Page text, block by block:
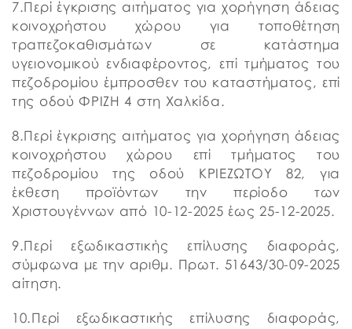
7.Περί έγκρισης αιτήματος για χορήγηση άδειας
κοινοχρήστου χώρου για τοποθέτηση
τραπεζοκαθισμάτων σε κατάστημα
υγειονομικού ενδιαφέροντος, επί τμήματος του
πεζοδρομίου έμπροσθεν του καταστήματος, επί
της οδού ΦΡΙΖΗ 4 στη Χαλκίδα.
8.Περί έγκρισης αιτήματος για χορήγηση άδειας
κοινοχρήστου χώρου επί τμήματος του
πεζοδρομίου της οδού ΚΡΙΕΖΩΤΟΥ 82, για
έκθεση προϊόντων την περίοδο των
Χριστουγέννων από 10-12-2025 έως 25-12-2025.
9.Περί εξωδικαστικής επίλυσης διαφοράς,
σύμφωνα με την αριθμ. Πρωτ. 51643/30-09-2025
αίτηση.
10.Περί εξωδικαστικής επίλυσης διαφοράς,